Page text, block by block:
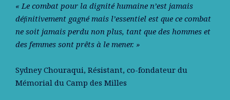
« Le combat pour la dignité humaine n’est jamais
déﬁnitivement gagné mais l’essentiel est que ce combat
ne soit jamais perdu non plus, tant que des hommes et
des femmes sont prêts à le mener. »
Sydney Chouraqui, Résistant, co-fondateur du
Mémorial du Camp des Milles